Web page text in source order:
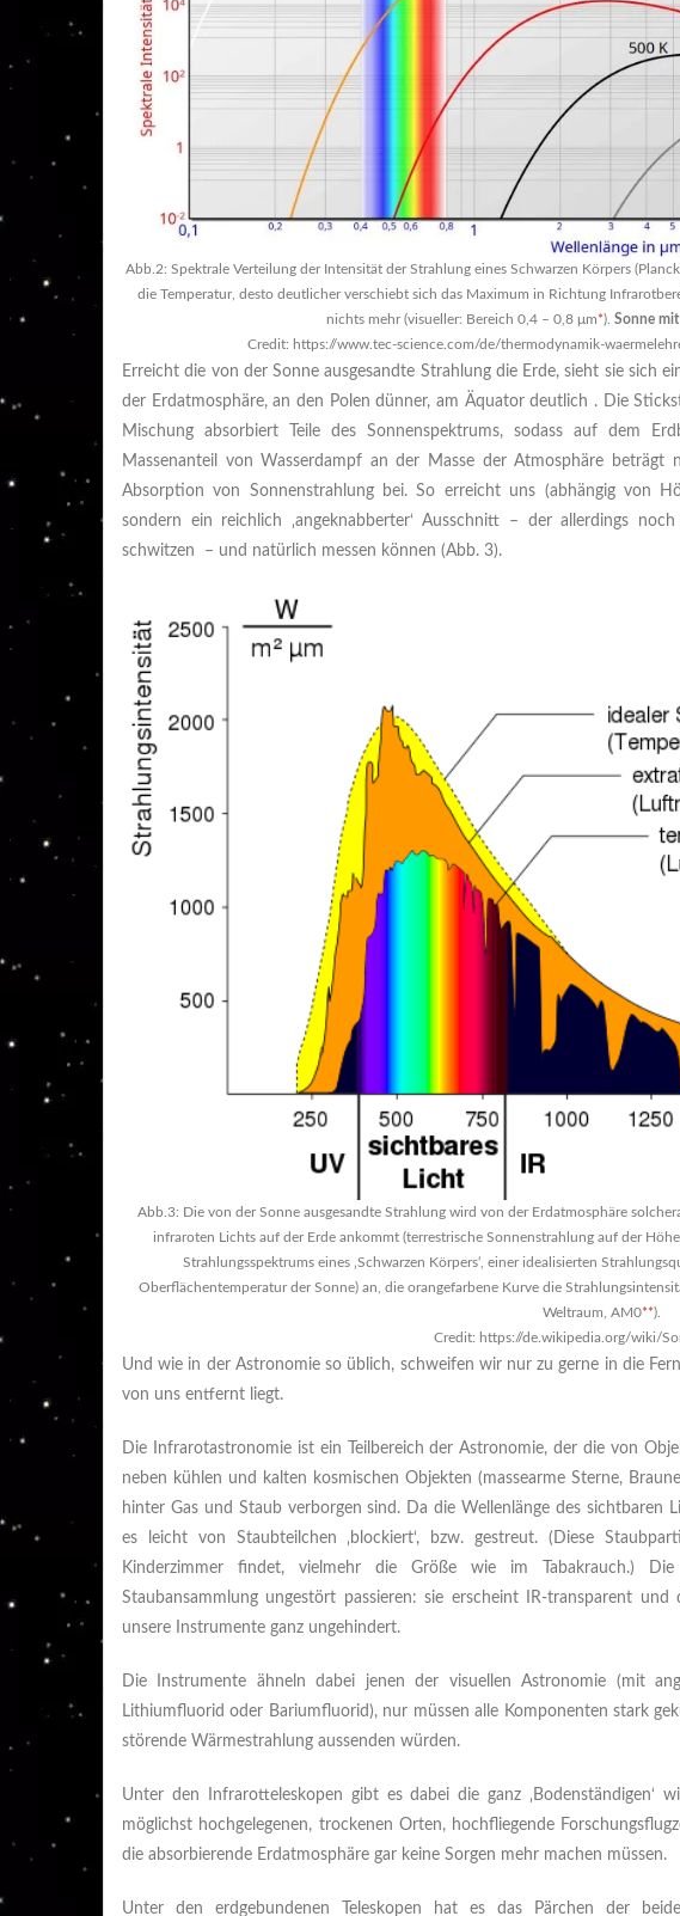
Abb.2: Spektrale Verteilung der Intensität der Strahlung eines Schwarzen Körpers
die Temperatur, desto deutlicher verschiebt sich das Maximum in Richtung
nichts mehr (visueller: Bereich 0,4 – 0,8 μm*). Sonne
Credit: https://www.tec-science.com/de/thermodynamik-
Erreicht die von der Sonne ausgesandte Strahlung die Erde, sieht sie sich
der Erdatmosphäre, an den Polen dünner, am Äquator deutlich . Die
Mischung absorbiert Teile des Sonnenspektrums, sodass auf dem
Massenanteil von Wasserdampf an der Masse der Atmosphäre
Absorption von Sonnenstrahlung bei. So erreicht uns (abhängig von
sondern ein reichlich ‚angeknabberter‘ Ausschnitt – der allerdings
schwitzen – und natürlich messen können (Abb. 3).
Abb.3: Die von der Sonne ausgesandte Strahlung wird von der Erdatmosphäre
infraroten Lichts auf der Erde ankommt (terrestrische Sonnenstrahlung auf der
Strahlungsspektrums eines ‚Schwarzen Körpers‘, einer idealisierten
Oberflächentemperatur der Sonne) an, die orangefarbene Kurve die
Weltraum, AM0**).
Credit: https://de.wikipedia.org/wiki/
Und wie in der Astronomie so üblich, schweifen wir nur zu gerne in die
von uns entfernt liegt.
Die Infrarotastronomie ist ein Teilbereich der Astronomie, der die von
neben kühlen und kalten kosmischen Objekten (massearme Sterne,
hinter Gas und Staub verborgen sind. Da die Wellenlänge des
es leicht von Staubteilchen ‚blockiert‘, bzw. gestreut. (Diese
Kinderzimmer findet, vielmehr die Größe wie im Tabakrauch.)
Staubansammlung ungestört passieren: sie erscheint IR-transparent
unsere Instrumente ganz ungehindert.
Die Instrumente ähneln dabei jenen der visuellen Astronomie (mit
Lithiumfluorid oder Bariumfluorid), nur müssen alle Komponenten stark
störende Wärmestrahlung aussenden würden.
Unter den Infrarotteleskopen gibt es dabei die ganz ‚Bodenständigen‘
möglichst hochgelegenen, trockenen Orten, hochfliegende
die absorbierende Erdatmosphäre gar keine Sorgen mehr machen müssen.
Unter den erdgebundenen Teleskopen hat es das Pärchen der